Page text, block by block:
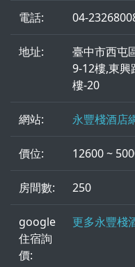
電話: 04-
地址:
臺中市西屯
9-12樓,東興
樓-20
網站: 永豐棧酒店
價位: 12600 ~
房間數: 250
google
住宿詢
價:
更多永豐棧